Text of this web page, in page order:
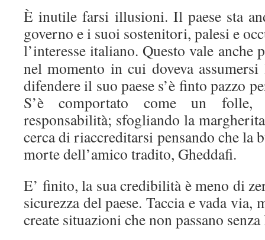
È inutile farsi illusioni. Il paese sta
governo e i suoi sostenitori, palesi e
l’interesse italiano.Questo vale anche
nel momento in cui doveva
difendere il suo paese s’è finto pazzo
S’è comportato come un folle,
responsabilità; sfogliando la
cerca di riaccreditarsi pensando che la
morte dell’amico tradito, Gheddafi.
E’ finito, la sua credibilità è meno di
sicurezza del paese. Taccia e vada via,
create situazioni che non passano